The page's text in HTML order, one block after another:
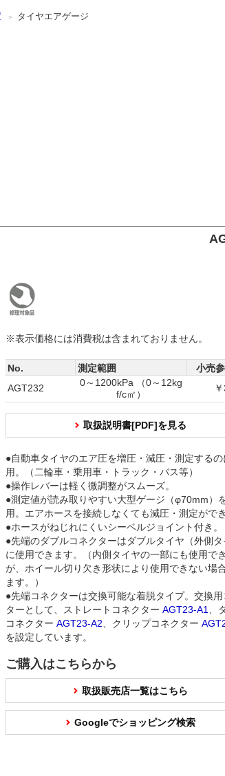
タイヤエアゲージ
※表示価格には消費税は含まれておりません。
No. 測定範囲
小売
AGT232
0～1200kPa （0～12kg
f/c㎡）
取扱説明書[PDF]を見る
●自動車タイヤのエア圧を増圧・減圧・測定するの
用。（二輪車・乗用車・トラック・バス等）
●操作レバーは軽く微調整がスムーズ。
●測定値が読み取りやすい大型ゲージ（φ70mm）
用。エアホースを接続しなくても減圧・測定ができ
●ホースがねじれにくいシーベルジョイント付き。
●先端のダブルコネクターはダブルタイヤ（外側タ
に使用できます。（内側タイヤの一部にも使用で
が、ホイール切り欠き形状により使用できない場
ます。）
●先端コネクターは交換可能な着脱タイプ。交換用
ターとして、ストレートコネクター AGT23-A1
、
コネクター AGT23-A2 、クリップコネクター
を設定しています。
ご購入はこちらから
取扱販売店一覧はこちら
Googleでショッピング検索